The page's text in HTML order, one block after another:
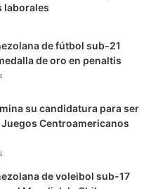
laborales
de fútbol sub-21
de oro en penaltis
su candidatura para ser
Juegos Centroamericanos
de voleibol sub-17